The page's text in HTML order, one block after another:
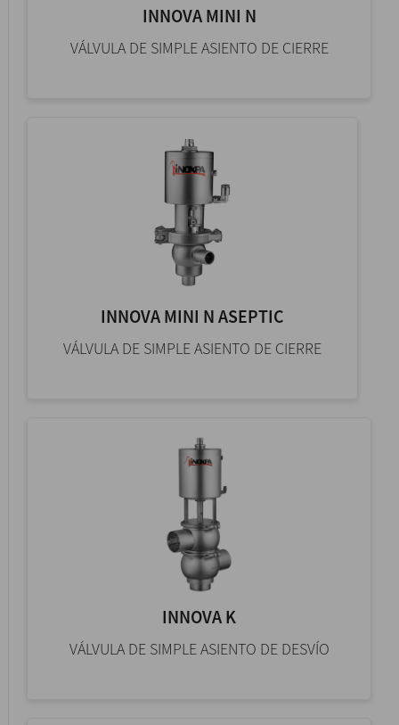
INNOVA MINI N
VÁLVULA DE SIMPLE ASIENTO DE CIERRE
INNOVA MINI N ASEPTIC
VÁLVULA DE SIMPLE ASIENTO DE CIERRE
INNOVA K
VÁLVULA DE SIMPLE ASIENTO DE DESVÍO